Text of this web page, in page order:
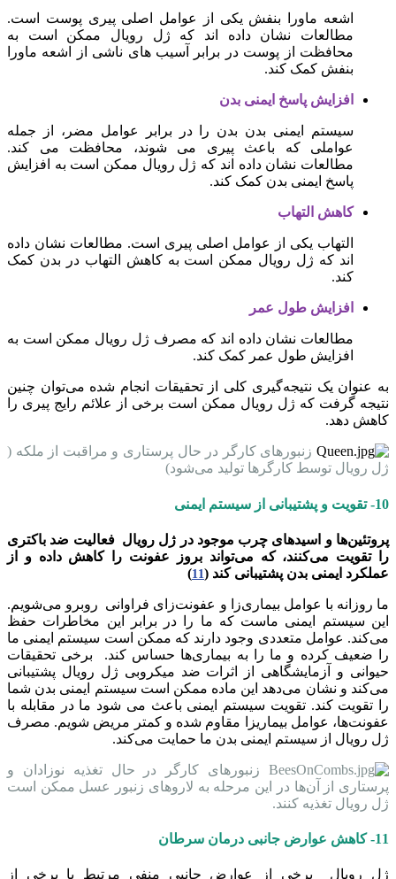
اشعه ماورا بنفش یکی از عوامل اصلی پیری پوست است.
مطالعات نشان داده اند که ژل رویال ممکن است به
محافظت از پوست در برابر آسیب های ناشی از اشعه ماورا
بنفش کمک کند.
افزایش پاسخ ایمنی بدن
سیستم ایمنی بدن بدن را در برابر عوامل مضر، از جمله
عواملی که باعث پیری می شوند، محافظت می کند.
مطالعات نشان داده اند که ژل رویال ممکن است به افزایش
پاسخ ایمنی بدن کمک کند.
کاهش التهاب
التهاب یکی از عوامل اصلی پیری است. مطالعات نشان داده
اند که ژل رویال ممکن است به کاهش التهاب در بدن کمک
کند.
افزایش طول عمر
مطالعات نشان داده اند که مصرف ژل رویال ممکن است به
افزایش طول عمر کمک کند.
به عنوان یک نتیجه‌گیری کلی از تحقیقات انجام شده می‌توان چنین
نتیجه گرفت که ژل رویال ممکن است برخی از علائم رایج پیری را
کاهش دهد.
زنبورهای کارگر در حال پرستاری و مراقبت از ملکه (
ژل رویال توسط کارگرها تولید می‌شود)
10- تقویت و پشتیبانی از سیستم ایمنی
پروتئین‌ها و اسیدهای چرب موجود در ژل رویال فعالیت ضد باکتری
را تقویت می‌کنند، که می‌تواند بروز عفونت را کاهش داده و از
عملکرد ایمنی بدن پشتیبانی کند ( 11
)
ما روزانه با عوامل بیماری‌زا و عفونت‌زای فراوانی روبرو می‌شویم.
این سیستم ایمنی ماست که ما را در برابر این مخاطرات حفظ
می‌کند. عوامل متعددی وجود دارند که ممکن است سیستم ایمنی ما
را ضعیف کرده و ما را به بیماری‌ها حساس کند. برخی تحقیقات
حیوانی و آزمایشگاهی از اثرات ضد میکروبی ژل رویال پشتیبانی
می‌کند و نشان می‌دهد این ماده ممکن است سیستم ایمنی بدن شما
را تقویت کند. تقویت سیستم ایمنی باعث می شود ما در مقابله با
عفونت‌ها، عوامل بیماریزا مقاوم شده و کمتر مریض شویم. مصرف
ژل رویال از سیستم ایمنی بدن ما حمایت می‌کند.
زنبورهای کارگر در حال تغذیه نوزادان و
پرستاری از آن‌ها در این مرحله به لاروهای زنبور عسل ممکن است
ژل رویال تغذیه کنند.
11- کاهش عوارض جانبی درمان سرطان
ژل رویال برخی از عوارض جانبی منفی مرتبط با برخی از